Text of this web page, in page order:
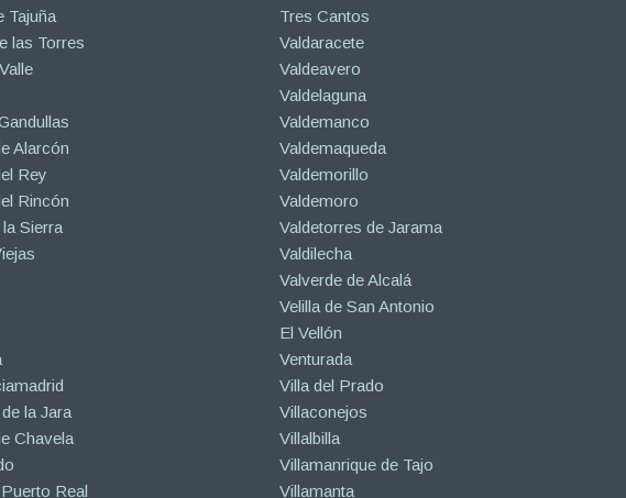
Tajuña
las Torres
Alarcón
Rey
Rincón
Sierra
la Jara
Chavela
Real
Tres Cantos
Valdaracete
Valdeavero
Valdelaguna
Valdemanco
Valdemaqueda
Valdemorillo
Valdemoro
Valdetorres de Jarama
Valdilecha
Valverde de Alcalá
Velilla de San Antonio
El Vellón
Venturada
Villa del Prado
Villaconejos
Villalbilla
Villamanrique de Tajo
Villamanta